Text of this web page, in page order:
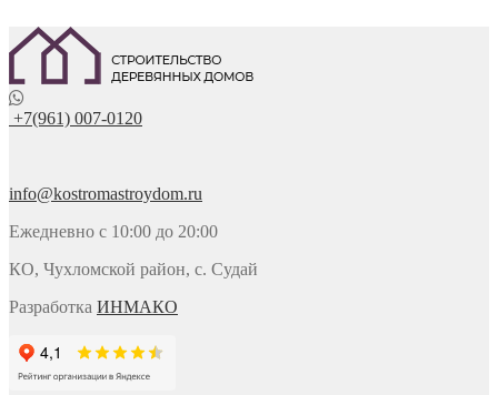
+7(961) 007-0120
info@kostromastroydom.ru
Ежедневно с 10:00 до 20:00
КО, Чухломской район, с. Судай
Разработка ИНМАКО